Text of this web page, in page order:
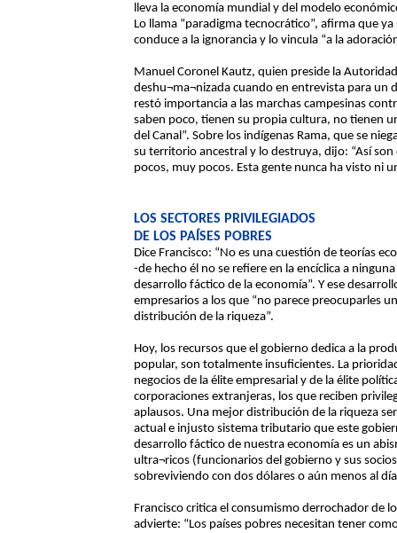
lleva la economía mundial y del modelo
Lo llama “paradigma tecnocrático”, afirma que
conduce a la ignorancia y lo vincula “a la
Manuel Coronel Kautz, quien preside la
deshu¬ma¬nizada cuando en entrevista para un
restó importancia a las marchas campesinas
saben poco, tienen su propia cultura, no tienen
del Canal”. Sobre los indígenas Rama, que se
su territorio ancestral y lo destruya, dijo: “Así
pocos, muy pocos. Esta gente nunca ha visto ni
LOS SECTORES PRIVILEGIADOS
DE LOS PAÍSES POBRES
Dice Francisco: “No es una cuestión de teorías
-de hecho él no se refiere en la encíclica a
desarrollo fáctico de la economía”. Y ese
empresarios a los que “no parece preocuparles
distribución de la riqueza”.
Hoy, los recursos que el gobierno dedica a la
popular, son totalmente insuficientes. La
negocios de la élite empresarial y de la élite
corporaciones extranjeras, los que reciben
aplausos. Una mejor distribución de la riqueza
actual e injusto sistema tributario que este
desarrollo fáctico de nuestra economía es un
ultra¬ricos (funcionarios del gobierno y sus
sobreviviendo con dos dólares o aún menos al
Francisco critica el consumismo derrochador de
advierte: “Los países pobres necesitan tener